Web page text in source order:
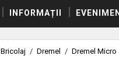
INFORMAȚII
Bricolaj / Dremel / Dremel Micro